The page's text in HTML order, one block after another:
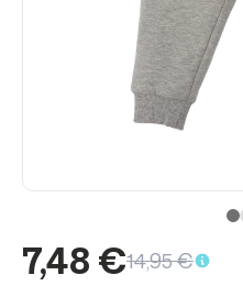
7,48 €14,95 €